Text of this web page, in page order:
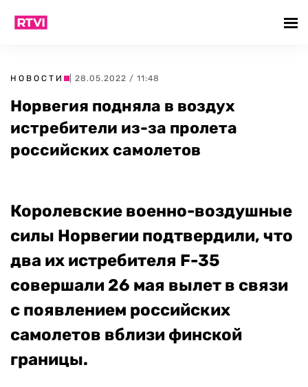
НОВОСТИ | 28.05.2022 / 11:48
Норвегия подняла в воздух
истребители из-за пролета
российских самолетов
Королевские военно-воздушные
силы Норвегии подтвердили, что
два их истребителя F-35
совершали 26 мая вылет в связи
с появлением российских
самолетов вблизи финской
границы.